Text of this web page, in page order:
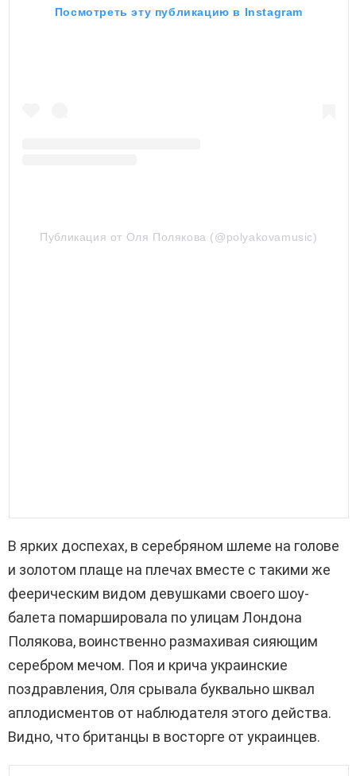
Посмотреть эту публикацию в Instagram
Публикация от Оля Полякова (@polyakovamusic)
В ярких доспехах, в серебряном шлеме на голове
и золотом плаще на плечах вместе с такими же
феерическим видом девушками своего шоу-
балета помаршировала по улицам Лондона
Полякова, воинственно размахивая сияющим
серебром мечом. Поя и крича украинские
поздравления, Оля срывала буквально шквал
аплодисментов от наблюдателя этого действа.
Видно, что британцы в восторге от украинцев.